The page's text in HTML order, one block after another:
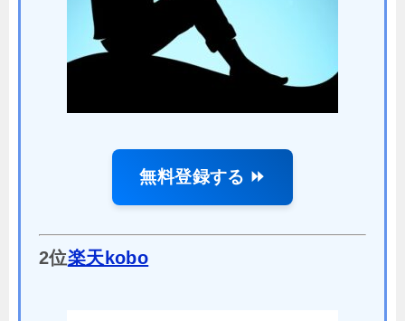
無料登録する ⏩
2位楽天kobo